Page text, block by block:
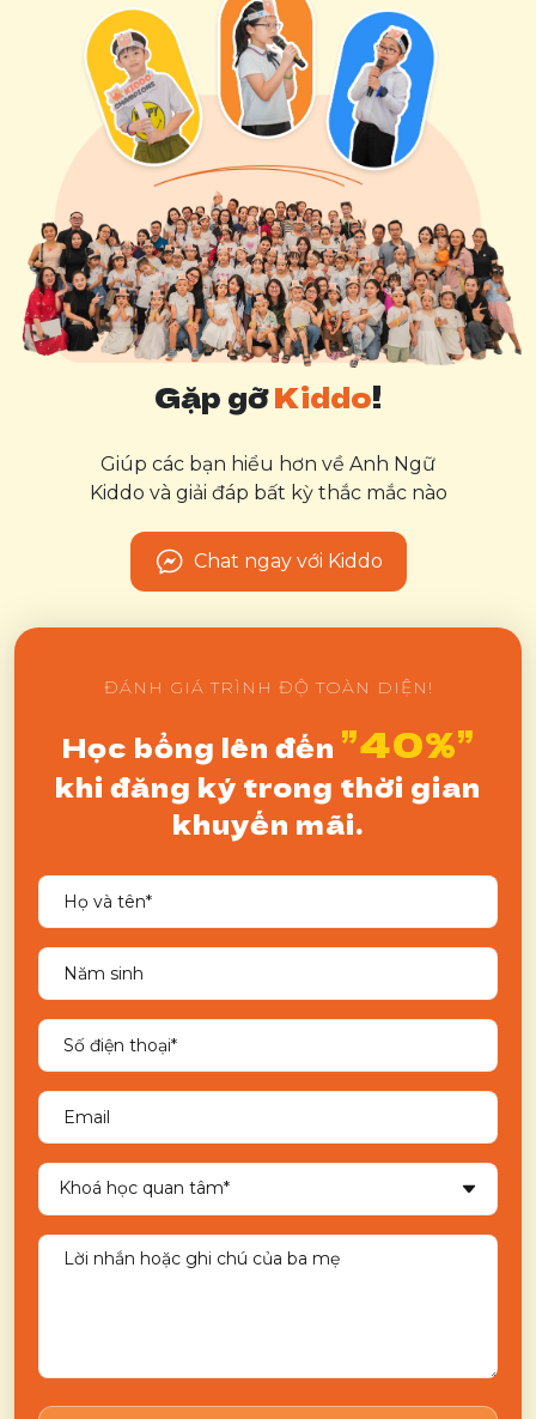
Gặp gỡKiddo!
Giúp các bạn hiểu hơn về Anh Ngữ
Kiddo và giải đáp bất kỳ thắc mắc nào
Chat ngay với Kiddo
ĐÁNH GIÁ TRÌNH ĐỘ TOÀN DIỆN!
Học bổng lên đến ”40%”
khi đăng ký trong thời gian
khuyến mãi.